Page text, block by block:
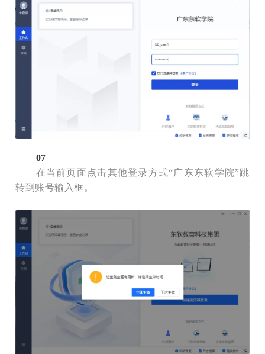
07
在当前页面点击其他登录方式“广东东软学院”跳
转到账号输入框。